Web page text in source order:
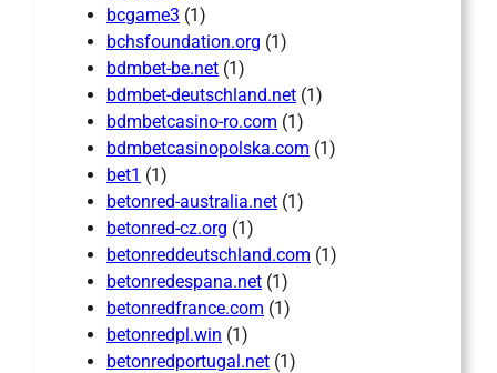
bcgame3 (1)
bchsfoundation.org (1)
bdmbet-be.net (1)
bdmbet-deutschland.net (1)
bdmbetcasino-ro.com (1)
bdmbetcasinopolska.com (1)
bet1 (1)
betonred-australia.net (1)
betonred-cz.org (1)
betonreddeutschland.com (1)
betonredespana.net (1)
betonredfrance.com (1)
betonredpl.win (1)
betonredportugal.net (1)